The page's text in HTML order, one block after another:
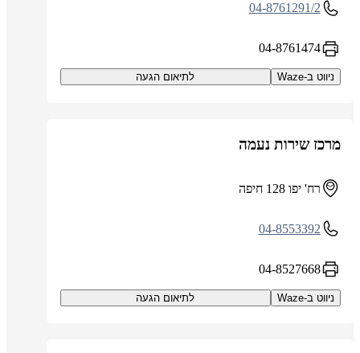
04-8761291/2
04-8761474
ניווט ב-Waze לתיאום הגעה
מרכז שירות נעמה
רח' יפו 128 חיפה
04-8553392
04-8527668
ניווט ב-Waze לתיאום הגעה